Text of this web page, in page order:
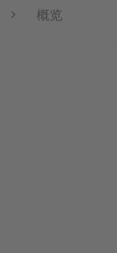
概览